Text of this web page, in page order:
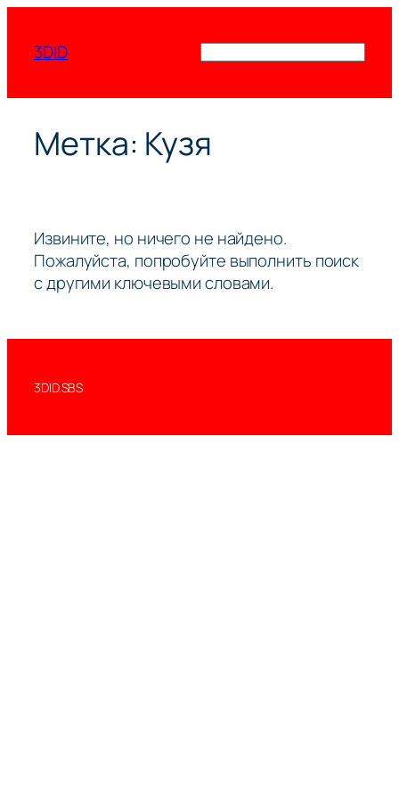
содержимому
3DID
Метка: Кузя
Извините, но ничего не найдено.
Пожалуйста, попробуйте выполнить поиск
с другими ключевыми словами.
3DID.SBS